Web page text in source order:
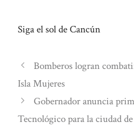
Siga el sol de Cancún
Bomberos logran
Isla Mujeres
Gobernador anuncia
Tecnológico para la ciudad